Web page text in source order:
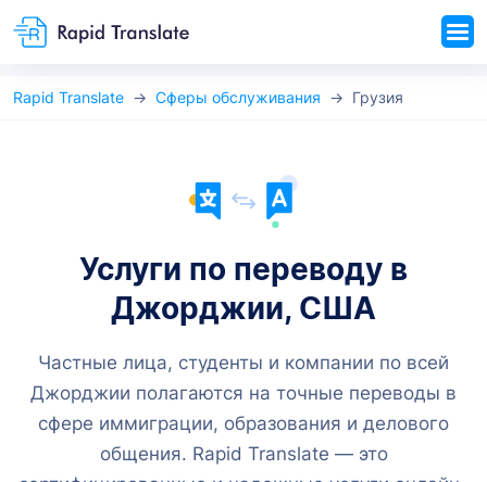
Rapid Translate Сферы обслуживания Грузия
Услуги по переводу в
Джорджии, США
Частные лица, студенты и компании по всей
Джорджии полагаются на точные переводы в
сфере иммиграции, образования и делового
общения. Rapid Translate — это